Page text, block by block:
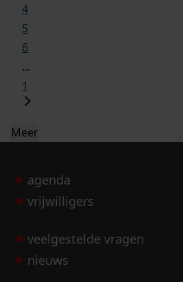
4
5
6
...
1
Meer
agenda
vrijwilligers
veelgestelde vragen
nieuws